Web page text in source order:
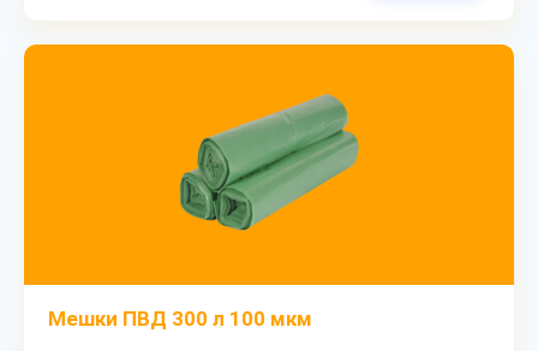
Мешки ПВД 300 л 100 мкм